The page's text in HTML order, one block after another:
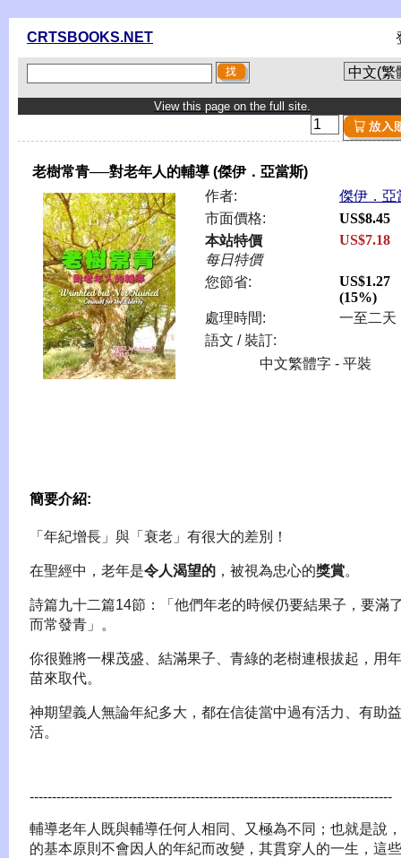
CRTSBOOKS.NET
View this page on the full site.
老樹常青──對老年人的輔導 (傑伊．亞當斯)
作者:
傑伊．亞
市面價格:
US$8.45
本站特價
每日特價
US$7.18
您節省:
US$1.27
(15%)
處理時間:
一至二天
語文 / 裝訂:
中文繁體字 - 平裝
簡要介紹:
「年紀增長」與「衰老」有很大的差別！
在聖經中，老年是令人渴望的 ，被視為忠心的獎賞。
詩篇九十二篇14節：「他們年老的時候仍要結果子，要滿
而常發青」。
你很難將一棵茂盛、結滿果子、青綠的老樹連根拔起，用
苗來取代。
神期望義人無論年紀多大，都在信徒當中過有活力、有助
活。
---------------------------------------------------------------------------------
輔導老年人既與輔導任何人相同、又極為不同；也就是說
的基本原則不會因人的年紀而改變，其貫穿人的一生，這